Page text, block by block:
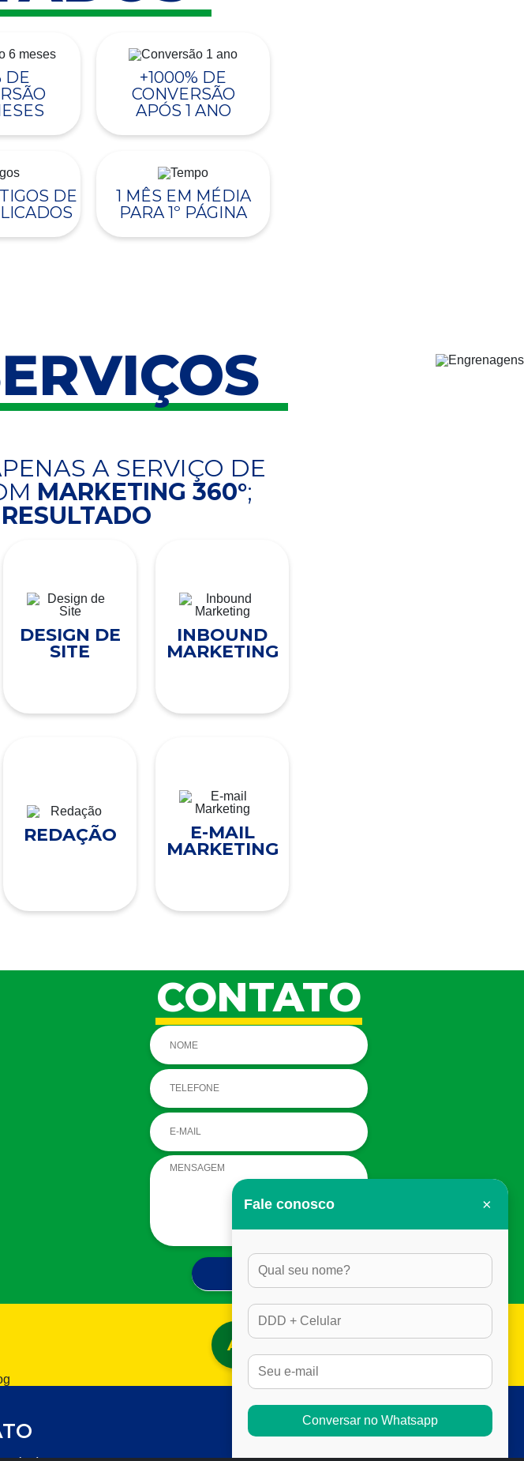
DE
+1000% DE
CONVERSÃO
APÓS 1 ANO
DE
1 MÊS EM MÉDIA
PARA 1º PÁGINA
A SERVIÇO DE
MARKETING 360°;
DESIGN DE
SITE
INBOUND
MARKETING
REDAÇÃO E-MAIL
MARKETING
CONTATO
ACESSAR BLOG
Fale conosco ×
Conversar no Whatsapp